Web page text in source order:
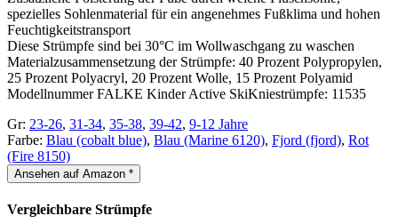
spezielles Sohlenmaterial für ein angenehmes Fußklima und hohen
Feuchtigkeitstransport
Diese Strümpfe sind bei 30°C im Wollwaschgang zu waschen
Materialzusammensetzung der Strümpfe: 40 Prozent Polypropylen,
25 Prozent Polyacryl, 20 Prozent Wolle, 15 Prozent Polyamid
Modellnummer FALKE Kinder Active SkiKniestrümpfe: 11535
Gr: 23-26, 31-34, 35-38, 39-42, 9-12 Jahre
Farbe: Blau (cobalt blue), Blau (Marine 6120), Fjord (fjord), Rot
(Fire 8150)
Ansehen auf Amazon *
Vergleichbare Strümpfe